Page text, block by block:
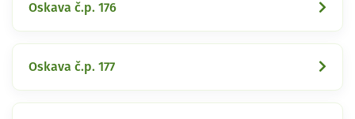
Oskava č.p. 176
Oskava č.p. 177